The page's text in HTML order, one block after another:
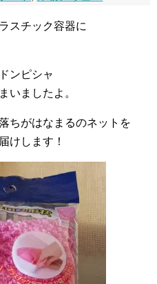
スチック容器に
ンピシャ
いましたよ。
ちがはなまるのネットを
けします！